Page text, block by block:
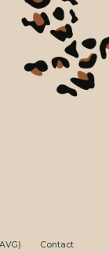
Contact